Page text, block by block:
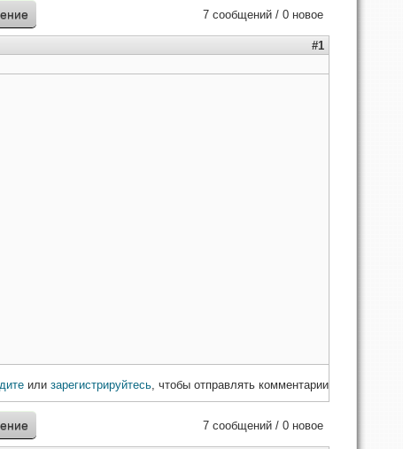
7 сообщений / 0 новое
#1
или зарегистрируйтесь, чтобы отправлять комментарии
7 сообщений / 0 новое